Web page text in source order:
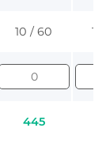
10 / 60
445